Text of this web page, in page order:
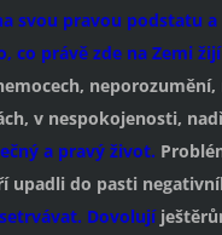
svou pravou podstatu
co právě zde na Zemi
v nespokojenosti,
a pravý život.
upadli do pasti
Dovolují